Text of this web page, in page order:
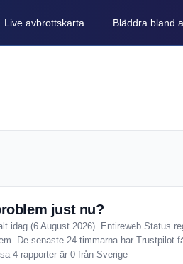
Live avbrottskarta Bläddra bland
just nu?
idag (6 August 2026). Entireweb Status
De senaste 24 timmarna har Trustpilot
4 rapporter är 0 från Sverige